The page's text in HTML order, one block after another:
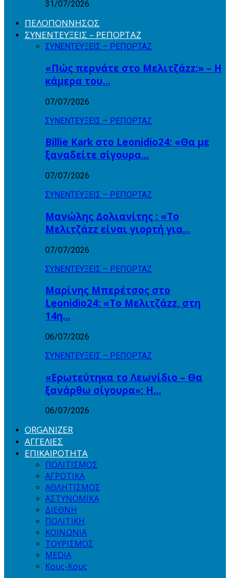
31/07/2026
ΠΕΛΟΠΟΝΝΗΣΟΣ
ΣΥΝΕΝΤΕΥΞΕΙΣ – ΡΕΠΟΡΤΑΖ
ΣΥΝΕΝΤΕΥΞΕΙΣ – ΡΕΠΟΡΤΑΖ
«Πώς περνάτε στο Μελιτζάzz;» – Η
κάμερα του…
07/07/2026
ΣΥΝΕΝΤΕΥΞΕΙΣ – ΡΕΠΟΡΤΑΖ
Billie Kark στο Leonidio24: «Θα με
ξαναδείτε σίγουρα…
07/07/2026
ΣΥΝΕΝΤΕΥΞΕΙΣ – ΡΕΠΟΡΤΑΖ
Μανώλης Δολιανίτης : «Το
Μελιτζάzz είναι γιορτή για…
07/07/2026
ΣΥΝΕΝΤΕΥΞΕΙΣ – ΡΕΠΟΡΤΑΖ
Μαρίνης Μπερέτσος στο
Leonidio24: «Το Μελιτζάzz, στη
14η…
06/07/2026
ΣΥΝΕΝΤΕΥΞΕΙΣ – ΡΕΠΟΡΤΑΖ
«Ερωτεύτηκα το Λεωνίδιο – Θα
ξανάρθω σίγουρα»: Η…
06/07/2026
ORGANIZER
ΑΓΓΕΛΙΕΣ
ΕΠΙΚΑΙΡΟΤΗΤΑ
ΠΟΛΙΤΙΣΜΟΣ
ΑΓΡΟΤΙΚΑ
ΑΘΛΗΤΙΣΜΟΣ
ΑΣΤΥΝΟΜΙΚΑ
ΔΙΕΘΝΗ
ΠΟΛΙΤΙΚΗ
ΚΟΙΝΩΝΙΑ
ΤΟΥΡΙΣΜΟΣ
MEDIA
Κους-Κους